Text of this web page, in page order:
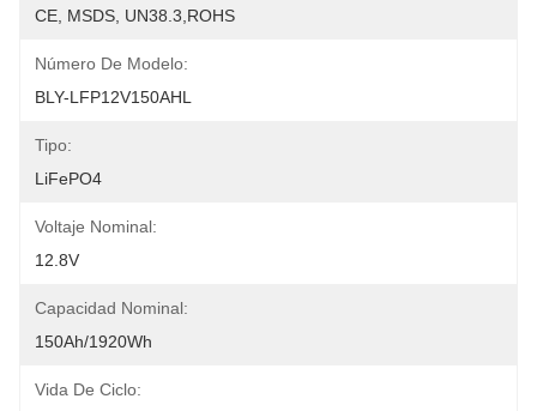
CE, MSDS, UN38.3,ROHS
Número De Modelo:
BLY-LFP12V150AHL
Tipo:
LiFePO4
Voltaje Nominal:
12.8V
Capacidad Nominal:
150Ah/1920Wh
Vida De Ciclo: